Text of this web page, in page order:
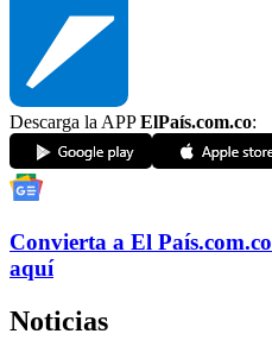
Descarga la APPElPaís.com.co:
Convierta a El País.com.co
aquí
Noticias